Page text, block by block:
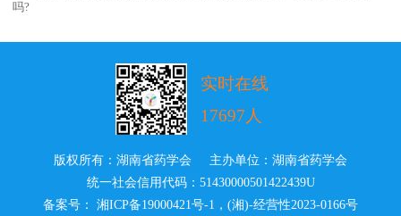
吗?
实时在线
17697人
版权所有：湖南省药学会 主办单位：湖南省药学会
统一社会信用代码：51430000501422439U
备案号： 湘ICP备19000421号-1 ， (湘)-经营性2023-0166号